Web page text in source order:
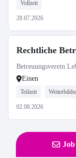
Vollzeit
28.07.2026
Rechtliche
Betreuungsverein
Einen
Teilzeit
02.08.2026